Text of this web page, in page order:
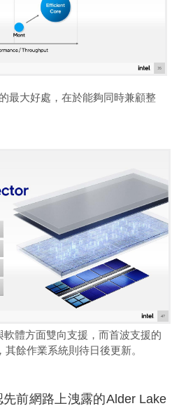
最大好處，在於能夠同時兼顧整
體方面雙向支援，而首波支援的
餘作業系統則待日後更新。
前網路上洩露的Alder Lake